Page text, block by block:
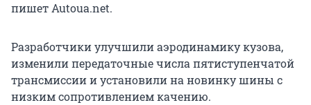
пишет Autoua.net.
Разработчики улучшили аэродинамику кузова,
изменили передаточные числа пятиступенчатой
трансмиссии и установили на новинку шины с
низким сопротивлением качению.